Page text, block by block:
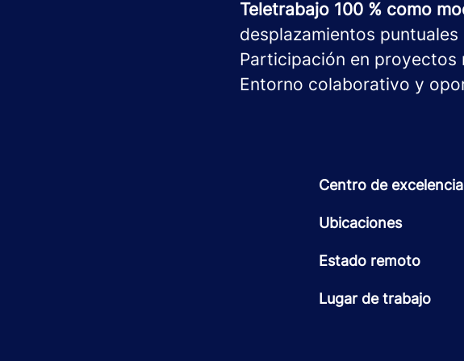
Teletrabajo 100 % como
desplazamientos puntuales
Participación en
Entorno colaborativo y
Centro de excelencia
Ubicaciones
Estado remoto
Lugar de trabajo